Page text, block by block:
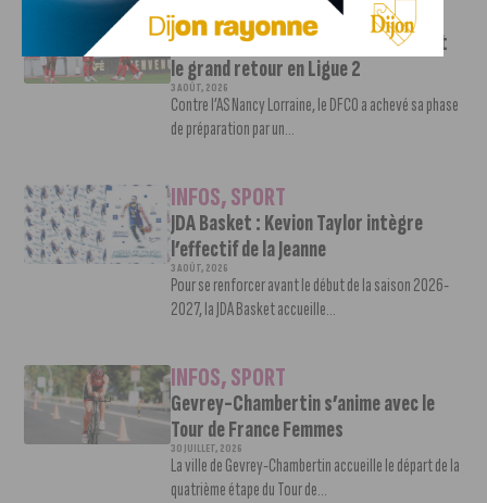
INFOS,SPORT
DFCO : une préparation sereine avant
le grand retour en Ligue 2
3 AOÛT, 2026
Contre l’AS Nancy Lorraine, le DFCO a achevé sa phase
de préparation par un...
INFOS,SPORT
JDA Basket : Kevion Taylor intègre
l’effectif de la Jeanne
3 AOÛT, 2026
Pour se renforcer avant le début de la saison 2026-
2027, la JDA Basket accueille...
INFOS,SPORT
Gevrey-Chambertin s’anime avec le
Tour de France Femmes
30 JUILLET, 2026
La ville de Gevrey-Chambertin accueille le départ de la
quatrième étape du Tour de...